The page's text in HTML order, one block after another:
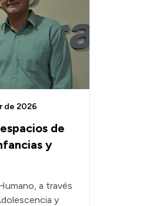
de
y
de 2026
a través
y